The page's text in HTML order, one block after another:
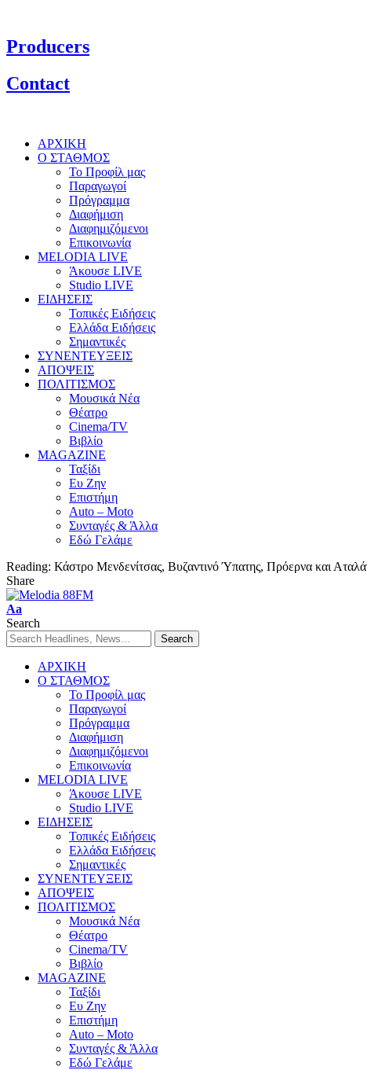
Producers
Contact
ΑΡΧΙΚΗ
Ο ΣΤΑΘΜΟΣ
Το Προφίλ μας
Παραγωγοί
Πρόγραμμα
Διαφήμιση
Διαφημιζόμενοι
Επικοινωνία
MELODIA LIVE
Άκουσε LIVE
Studio LIVE
ΕΙΔΗΣΕΙΣ
Τοπικές Ειδήσεις
Ελλάδα Ειδήσεις
Σημαντικές
ΣΥΝΕΝΤΕΥΞΕΙΣ
ΑΠΟΨΕΙΣ
ΠΟΛΙΤΙΣΜΟΣ
Μουσικά Νέα
Θέατρο
Cinema/TV
Βιβλίο
MAGAZINE
Ταξίδι
Ευ Ζην
Επιστήμη
Auto – Moto
Συνταγές & Άλλα
Εδώ Γελάμε
Reading: Κάστρο Μενδενίτσας, Βυζαντινό Ύπατης, Πρόερνα και
Share
Aa
Search
ΑΡΧΙΚΗ
Ο ΣΤΑΘΜΟΣ
Το Προφίλ μας
Παραγωγοί
Πρόγραμμα
Διαφήμιση
Διαφημιζόμενοι
Επικοινωνία
MELODIA LIVE
Άκουσε LIVE
Studio LIVE
ΕΙΔΗΣΕΙΣ
Τοπικές Ειδήσεις
Ελλάδα Ειδήσεις
Σημαντικές
ΣΥΝΕΝΤΕΥΞΕΙΣ
ΑΠΟΨΕΙΣ
ΠΟΛΙΤΙΣΜΟΣ
Μουσικά Νέα
Θέατρο
Cinema/TV
Βιβλίο
MAGAZINE
Ταξίδι
Ευ Ζην
Επιστήμη
Auto – Moto
Συνταγές & Άλλα
Εδώ Γελάμε